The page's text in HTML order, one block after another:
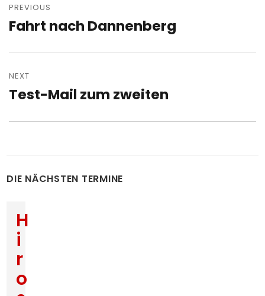
navigation
PREVIOUS
Previous
Fahrt nach Dannenberg
NEXT
Next
Test-Mail zum zweiten
DIE NÄCHSTEN TERMINE
H
i
r
o